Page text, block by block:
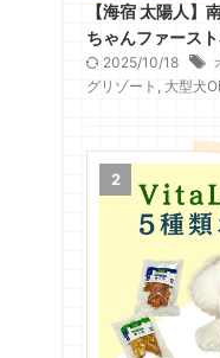
【海宿 太陽人】
ちゃんファース
2025/10/18
グリゾート,大型犬
2